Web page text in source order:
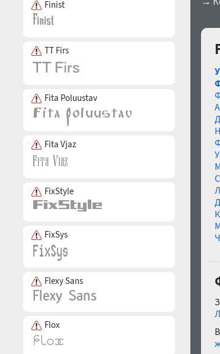
Finist
TT Firs
Fita Poluustav
Fita Vjaz
FixStyle
FixSys
Flexy Sans
Flox